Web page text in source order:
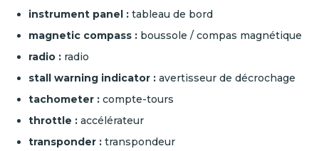
instrument panel : tableau de bord
magnetic compass : boussole / compas magnétique
radio : radio
stall warning indicator : avertisseur de décrochage
tachometer : compte-tours
throttle : accélérateur
transponder : transpondeur